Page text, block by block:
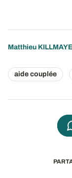
Matthieu
aide couplée